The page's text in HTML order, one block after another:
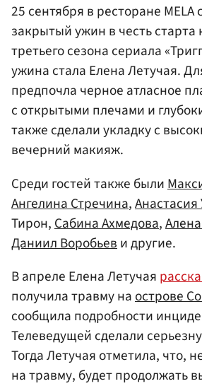
25 сентября в ресторане MELA
закрытый ужин в честь
третьего сезона сериала
ужина стала Елена Летучая.
предпочла черное атласное
с открытыми плечами и
также сделали укладку с
вечерний макияж.
Среди гостей также были
Ангелина Стречина,Анастасия
Тирон, Сабина Ахмедова,
Даниил Воробьев и другие.
В апреле Елена Летучая
получила травму наострове
сообщила подробности
Телеведущей сделали
Тогда Летучая отметила, что,
на травму, будет продолжать